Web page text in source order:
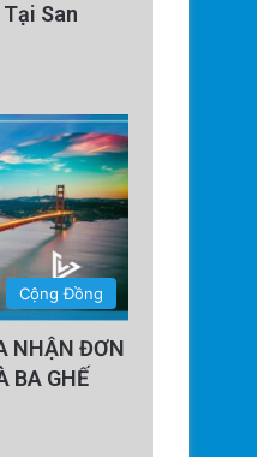
San
Cộng Đồng
NHẬN ĐƠN
BA GHẾ